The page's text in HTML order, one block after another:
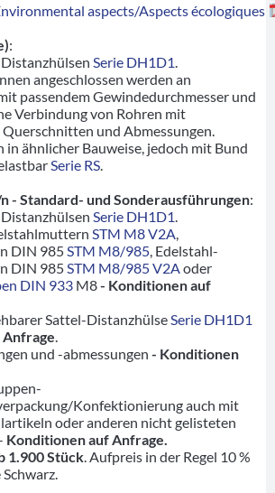
aspects/Aspects écologiques
:
Serie DH1D1
angeschlossen werden an
passendem Gewindedurchmesser und
Verbindung von Rohren mit
und Abmessungen.
in ähnlicher Bauweise, jedoch mit Bund
Serie RS
- Standard- und Sonderausführungen:
Serie DH1D1
STM M8 V2A
DIN 985 STM M8/985 , Edelstahl-
DIN 985 STM M8/985 V2A oder
DIN 933 M8- Konditionen auf
Sattel-Distanzhülse Serie DH1D1
und -abmessungen - Konditionen
Konfektionierung auch mit
oder anderen nicht gelisteten
Konditionen auf Anfrage.
1.900 Stück . Aufpreis in der Regel 10 %